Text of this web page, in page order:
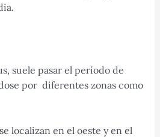
suele pasar el período de
por diferentes zonas como
localizan en el oeste y en el